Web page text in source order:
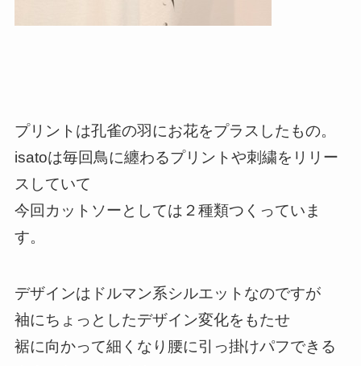
プリントは孔雀の羽にお花をプラスしたもの。
isatoは毎回鳥に纏わるプリントや刺繍をリリー
スしていて
今回カットソーとしては２種類つくっていま
す。
デザインはドルマン系シルエットなのですが
袖にちょっとしたデザイン変化をもたせ
裾に向かって細くなり腰に引っ掛けパフできる